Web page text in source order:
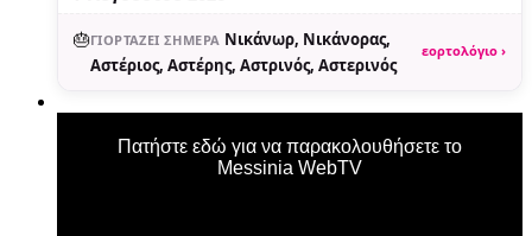
🎂ΓΙΟΡΤΆΖΕΙ ΣΉΜΕΡΑ Νικάνωρ, Νικάνορας,
Αστέριος, Αστέρης, Αστρινός, Αστερινός
εορτολόγιο ›
Πατήστε εδώ για να παρακολουθήσετε το
Messinia WebTV